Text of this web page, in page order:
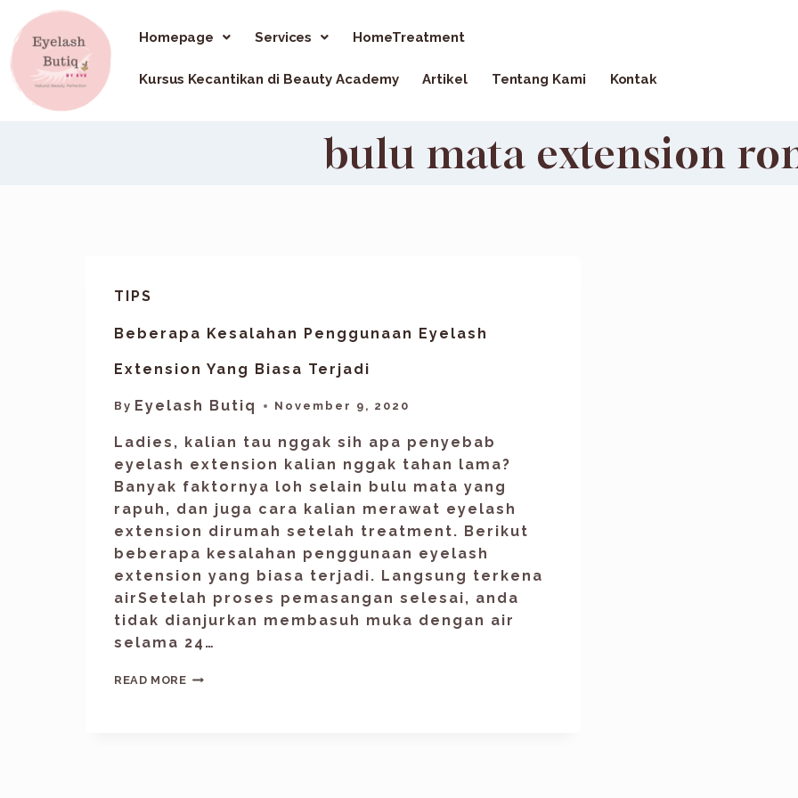
Homepage Services HomeTreatment
Kursus Kecantikan di Beauty Academy Artikel Tentang Kami Kontak
bulu mata extension
TIPS
Beberapa Kesalahan Penggunaan Eyelash
Extension Yang Biasa Terjadi
By Eyelash Butiq November 9, 2020
Ladies, kalian tau nggak sih apa penyebab
eyelash extension kalian nggak tahan lama?
Banyak faktornya loh selain bulu mata yang
rapuh, dan juga cara kalian merawat eyelash
extension dirumah setelah treatment. Berikut
beberapa kesalahan penggunaan eyelash
extension yang biasa terjadi. Langsung terkena
airSetelah proses pemasangan selesai, anda
tidak dianjurkan membasuh muka dengan air
selama 24…
READ MORE